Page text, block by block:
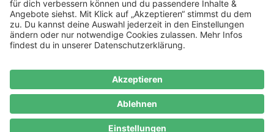
Zufriedenheitsgarantie
Service
Service
AGB VERTRAG WIDERRUFEN Datenschutz
Ombudsmann
Barrierefreiheit Lieferantenkodex Bestell-Prozess
Samsung Handyhüllen
Handyhüllen Handyketten
Cookie Consent
* Preisangaben inkl. Mwst. und zzgl.Versandkosten